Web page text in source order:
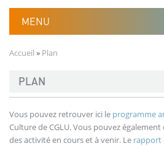
Fil d'Ariane
Accueil Plan
PLAN
Vous pouvez retrouver ici le programme
Culture de CGLU. Vous pouvez
des activité en cours et à venir. Le rapport